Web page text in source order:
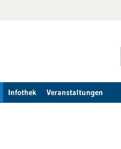
Infothek Veranstaltungen